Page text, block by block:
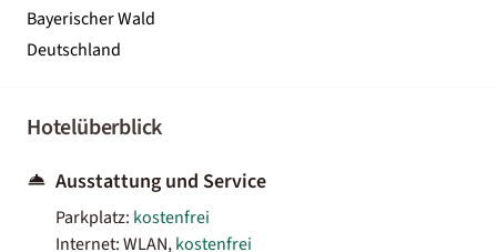
Bayerischer Wald
Deutschland
Hotelüberblick
Ausstattung und Service
Parkplatz: kostenfrei
Internet: WLAN,kostenfrei